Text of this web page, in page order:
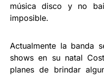
música disco y no
imposible.
Actualmente la banda
shows en su natal
planes de brindar